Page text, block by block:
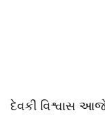
દેવકી વિશ્વાસ